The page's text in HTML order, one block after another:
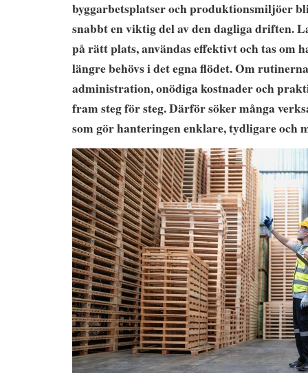
byggarbetsplatser och produktionsmiljöer
snabbt en viktig del av den dagliga driften.
på rätt plats, användas effektivt och tas om
längre behövs i det egna flödet. Om
administration, onödiga kostnader och
fram steg för steg. Därför söker många
som gör hanteringen enklare, tydligare och